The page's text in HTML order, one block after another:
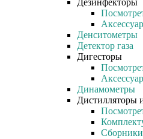
Дезинфекторы
Денситометры
Детектор газа
Дигесторы
Динамометры
Дистилляторы
Сборники